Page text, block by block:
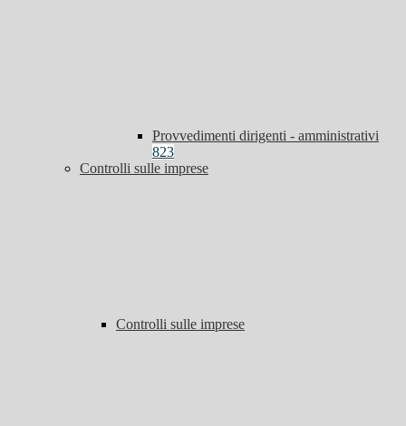
Provvedimenti dirigenti - amministrativi
823
Controlli sulle imprese
Controlli sulle imprese